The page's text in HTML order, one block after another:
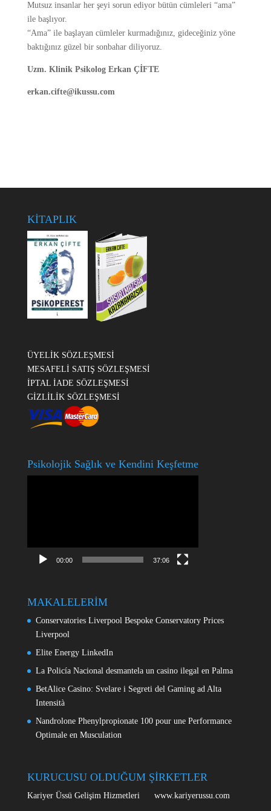
Mutsuz insanlar her şeyi sorun ediyor bütün cümleleri “ama”
ile başlıyor.
“Ama” ile başlayan cümleler kurmadığınız, gideceğiniz yöne
baktığınız güzel bir sonbahar diliyoruz.
Uzm. Klinik Psikolog Erkan ÇİFTE
erkan.cifte@ikussu.com
KİTAPLIK
ÜYELİK SÖZLEŞMESİ
MESAFELİ SATIŞ SÖZLEŞMESİ
İPTAL İADE SÖZLEŞMESİ
GİZLİLİK SÖZLEŞMESİ
Psikolojik Sağlık ve Kendini Keşfetme
00:00 37:06
MAKALELERİM
Conservatories Liverpool Bespoke Conservatory Prices
Liverpool
Elite Energy LinkedIn
La Policía Nacional desmantela un casino ilegal en Palma
BetAlice Casino: Svelare i Segreti del Gaming ad Alta
Intensità
Nandrolone Phenylpropionate 100 pour une Performance
Optimale en Musculation
KURUCUSU OLDUĞUM ŞİRKETLER
Kariyer Üssü Gelişim Hizmetleri www.kariyerussu.com